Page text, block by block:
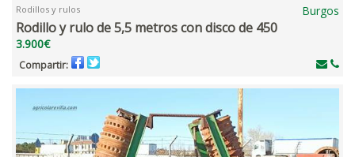
Rodillos y rulos Burgos
Rodillo y rulo de 5,5 metros con disco de 450
3.900€
Compartir: